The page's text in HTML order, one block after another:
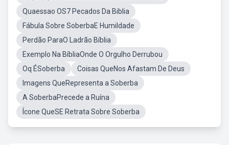
Quaessao OS7 Pecados Da Biblia
Fábula Sobre SoberbaE Humildade
Perdão ParaO Ladrão Bíblia
Exemplo Na BíbliaOnde O Orgulho Derrubou
Oq ÉSoberba
Coisas QueNos Afastam De Deus
Imagens QueRepresenta a Soberba
A SoberbaPrecede a Ruína
Ícone QueSE Retrata Sobre Soberba